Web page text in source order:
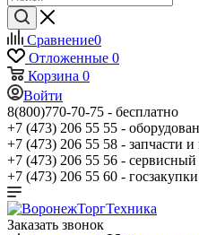
Сравнение0
Отложенные 0
Корзина 0
Войти
8(800)770-70-75 - бесплатно
+7 (473) 206 55 55 -
+7 (473) 206 55 58 - запчасти
+7 (473) 206 55 56 - сервисный
+7 (473) 206 55 60 - госзакупки
Заказать звонок